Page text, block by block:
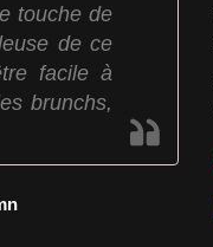
touche de
de ce
facile à
brunchs,